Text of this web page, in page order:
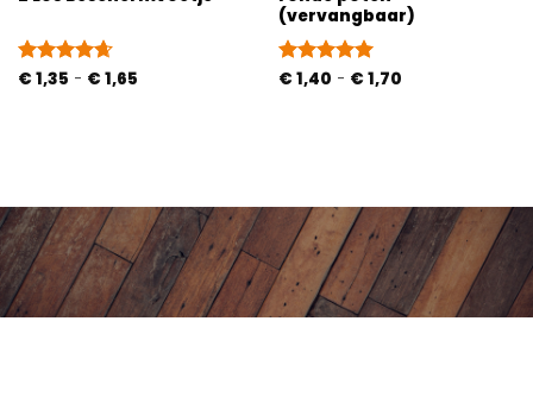
Gewaardeerd
€ 1,35 - € 1,65Prijsklasse:
(vervangbaar)
Gewaardeerd
€ 1,40 - € 1,70Prijsklasse: